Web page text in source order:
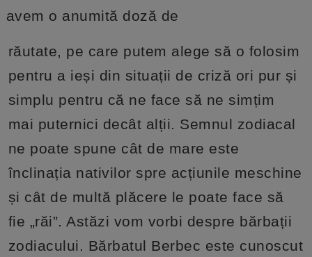
avem o anumită doză de
răutate, pe care putem alege să o folosim
pentru a ieși din situații de criză ori pur și
simplu pentru că ne face să ne simțim
mai puternici decât alții. Semnul zodiacal
ne poate spune cât de mare este
înclinația nativilor spre acțiunile meschine
și cât de multă plăcere le poate face să
fie „răi”. Astăzi vom vorbi despre bărbații
zodiacului. Bărbatul Berbec este cunoscut